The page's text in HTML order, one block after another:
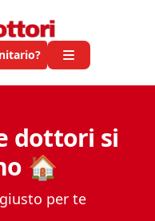
dottori si
🏠
per te